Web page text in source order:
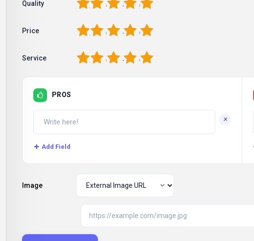
Quality 5
4
3
2
Price 5
4
3
2
Service 5
4
3
2
PROS
+
Add Field
Image